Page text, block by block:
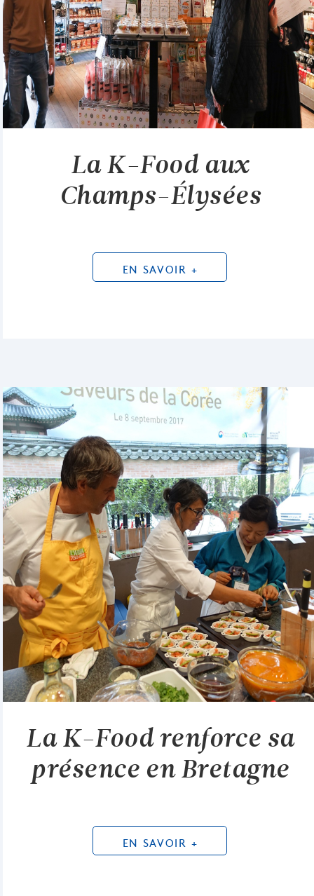
La K-Food aux
Champs-Élysées
EN SAVOIR +
La K-Food renforce sa
présence en Bretagne
EN SAVOIR +